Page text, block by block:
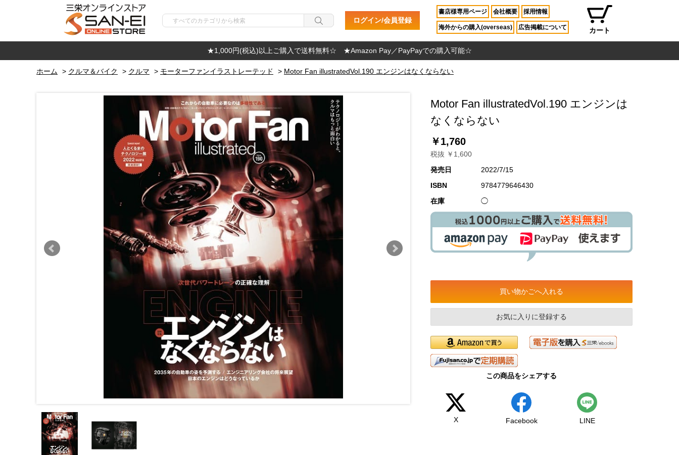
ログイン/会員登録
書店様専用ページ 会社概要 採用情報
海外からの購入(overseas) 広告掲載について カート
★1,000円(税込)以上ご購入で送料無料☆ ★Amazon Pay／PayPayでの購入可能☆
ホーム > クルマ＆バイク > クルマ > モーターファンイラストレーテッド > Motor Fan illustratedVol.190 エンジンはなくならない
Motor Fan illustratedVol.190 エンジンは
なくならない
￥1,760
税抜 ￥1,600
発売日
2022/7/15
ISBN
9784779646430
在庫
◯
買い物かごへ入れる
お気に入りに登録する
この商品をシェアする
X Facebook LINE